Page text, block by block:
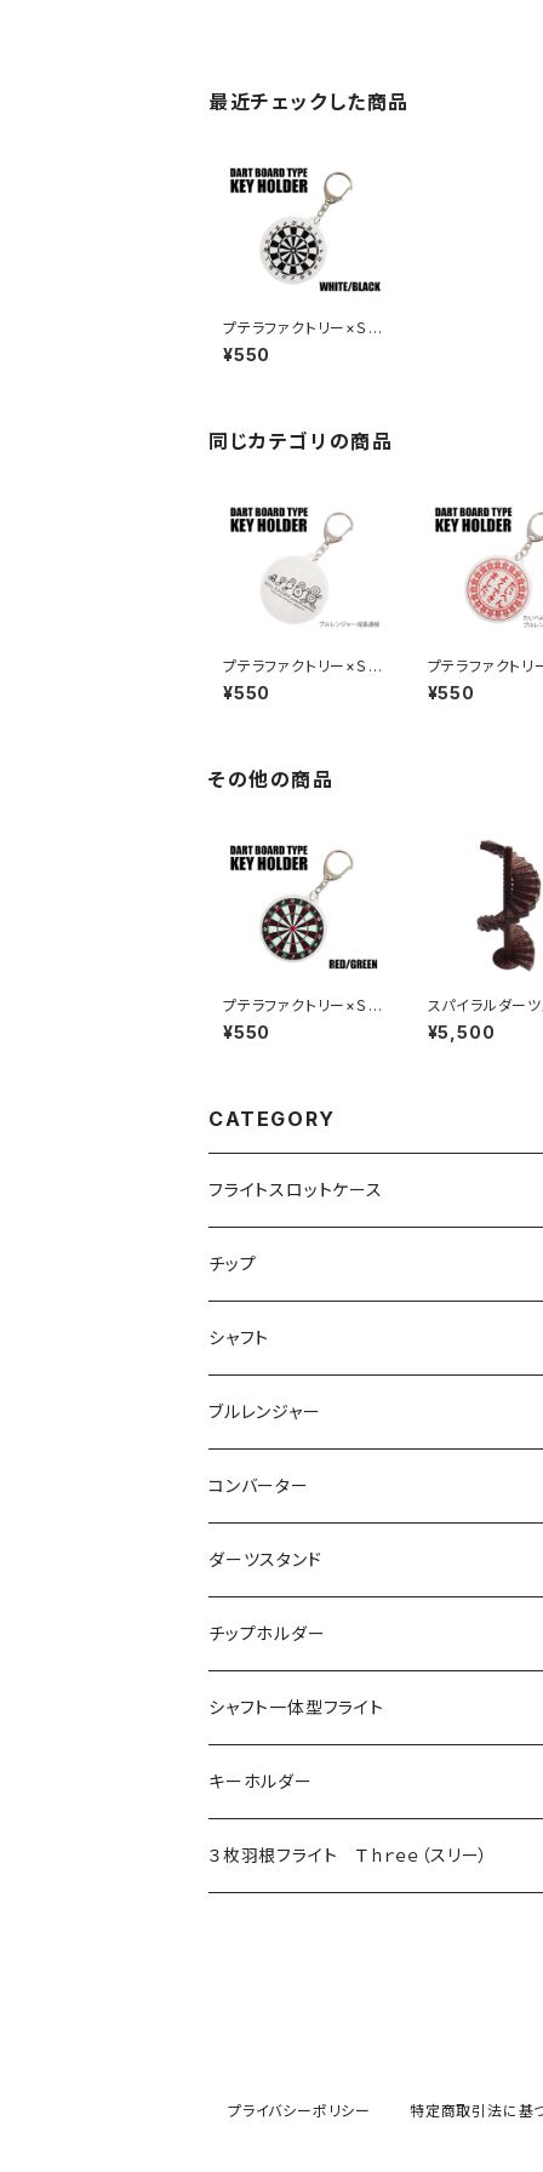
最近チェックした商品
プテラファクトリー×Ｓ
４ ダーツボード型キ
ーホルダー ホワイト
¥550
同じカテゴリの商品
プテラファクトリー×Ｓ
４ ダーツボード型キ
ーホルダー ブルレン
¥550
プテラファクトリ
４ ダーツボー
ーホルダー た
¥550
その他の商品
プテラファクトリー×Ｓ
４ ダーツボード型キ
ーホルダー レッド／グ
¥550
スパイラルダー
ド（螺旋階段型
タンド）３０段セ
¥5,500
CATEGORY
フライトスロットケース
飛び出し防止リングなし
飛び出し防止リング付き
ノーマル
マーブル
シームレス用
チップ
２ＢＡ用チップ
シャークチップ
シャークチップコンバージョン
４ＢＡ用チップ
ドルフィンチップ
ドルフィンチップコンバージョン
シャフト
ノーマル
アクタゴンシャフト
ツインシャフト
ブルレンジャー
光るブルレンジャー
プリントバージョン
当ショップ限定発売
コンバーター
ダーツスタンド
チップホルダー
シャフト一体型フライト
キーホルダー
３枚羽根フライト Ｔｈｒｅｅ（スリー）
プライバシーポリシー 特定商取引法に基